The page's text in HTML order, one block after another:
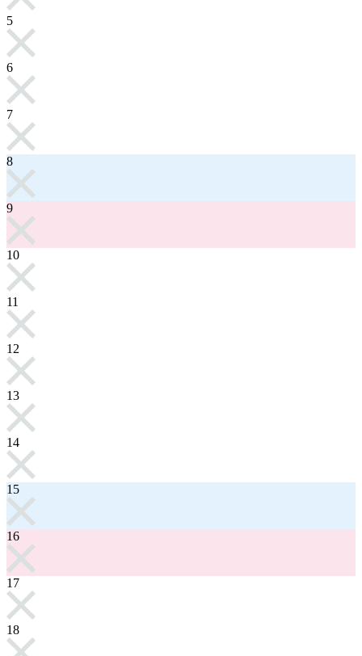
5
6
7
8
9
10
11
12
13
14
15
16
17
18